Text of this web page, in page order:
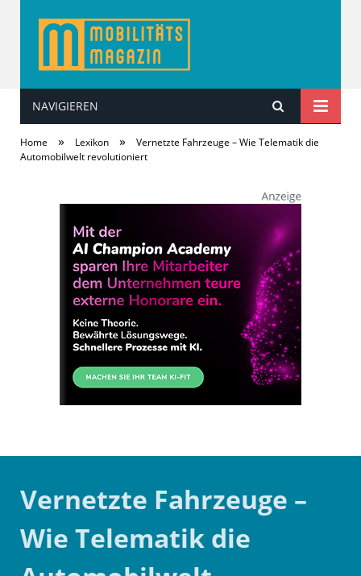
MobilitätsMagazin
NAVIGIEREN
Home » Lexikon »
Vernetzte Fahrzeuge – Wie Telematik die
Automobilwelt revolutioniert
Vernetzte Fahrzeuge –
Wie Telematik die